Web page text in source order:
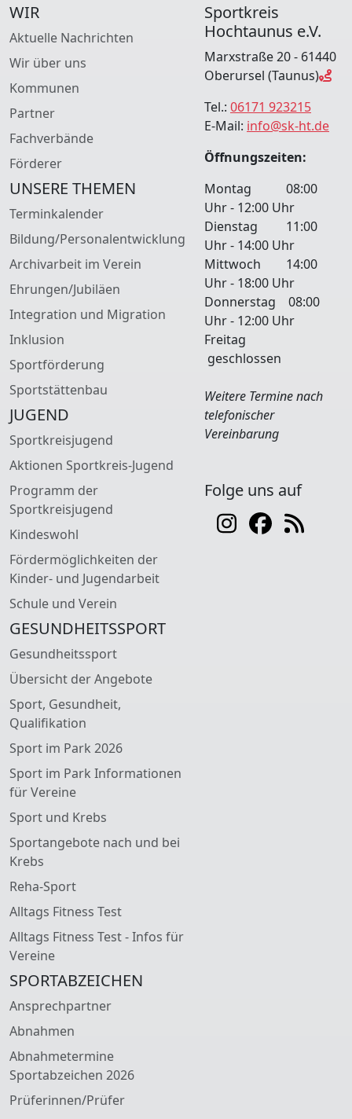
WIR
Aktuelle Nachrichten
Wir über uns
Kommunen
Partner
Fachverbände
Förderer
UNSERE THEMEN
Terminkalender
Bildung/Personalentwicklung
Archivarbeit im Verein
Ehrungen/Jubiläen
Integration und Migration
Inklusion
Sportförderung
Sportstättenbau
JUGEND
Sportkreisjugend
Aktionen Sportkreis-Jugend
Programm der
Sportkreisjugend
Kindeswohl
Fördermöglichkeiten der
Kinder- und Jugendarbeit
Schule und Verein
GESUNDHEITSSPORT
Gesundheitssport
Übersicht der Angebote
Sport, Gesundheit,
Qualifikation
Sport im Park 2026
Sport im Park Informationen
für Vereine
Sport und Krebs
Sportangebote nach und bei
Krebs
Reha-Sport
Alltags Fitness Test
Alltags Fitness Test - Infos für
Vereine
SPORTABZEICHEN
Ansprechpartner
Abnahmen
Abnahmetermine
Sportabzeichen 2026
Prüferinnen/Prüfer
Sportkreis
Hochtaunus e.V.
Marxstraße 20 - 61440
Oberursel (Taunus)
Tel.: 06171 923215
E-Mail: info@sk-ht.de
Öffnungszeiten:
Montag 08:00
Uhr - 12:00 Uhr
Dienstag 11:00
Uhr - 14:00 Uhr
Mittwoch 14:00
Uhr - 18:00 Uhr
Donnerstag 08:00
Uhr - 12:00 Uhr
Freitag
geschlossen
Weitere Termine nach
telefonischer
Vereinbarung
Folge uns auf